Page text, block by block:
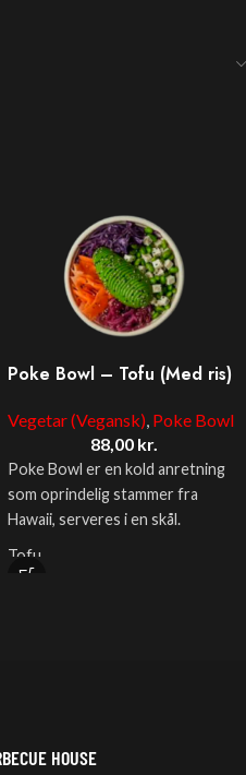
Poke Bowl – Tofu (Med ris)
Vegetar (Vegansk), Poke Bowl
88,00 kr.
Poke Bowl er en kold anretning
som oprindelig stammer fra
Hawaii, serveres i en skål.
Tofu
HOUSE